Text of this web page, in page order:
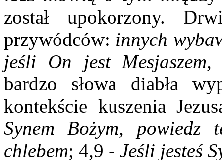
został upokorzony.
przywódców: innych
jeśli On jest Mesjaszem,
bardzo słowa diabła
kontekście kuszenia
Synem Bożym, powiedz
chlebem; 4,9 - Jeśli jesteś